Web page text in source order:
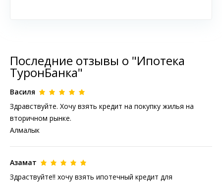
Последние отзывы о "Ипотека
ТуронБанка"
Василя
Здравствуйте. Хочу взять кредит на покупку жилья на
вторичном рынке.
Алмалык
Азамат
Здраствуйте!! хочу взять ипотечный кредит для